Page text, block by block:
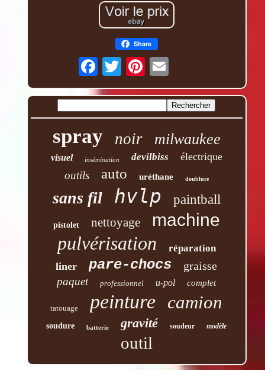
Share
spray noir milwaukee
visuel insémination devilbiss électrique
outils auto uréthane doublure
sans fil hvlp paintball
pistolet nettoyage machine
pulvérisation réparation
liner pare-chocs graisse
paquet professionnel u-pol complet
tatouage peinture camion
soudure batterie gravité soudeur modèle
outil